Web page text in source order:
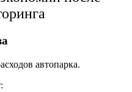
автопарка.